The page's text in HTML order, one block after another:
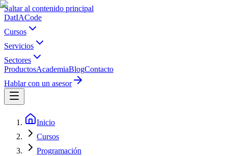
Saltar al contenido principal
DatIACode
Cursos
Servicios
Sectores
ProductosAcademiaBlogContacto
Hablar con un asesor
Inicio
Cursos
Programación